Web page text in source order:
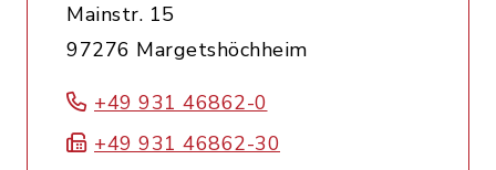
Mainstr. 15
97276 Margetshöchheim
+49 931 46862-0
+49 931 46862-30